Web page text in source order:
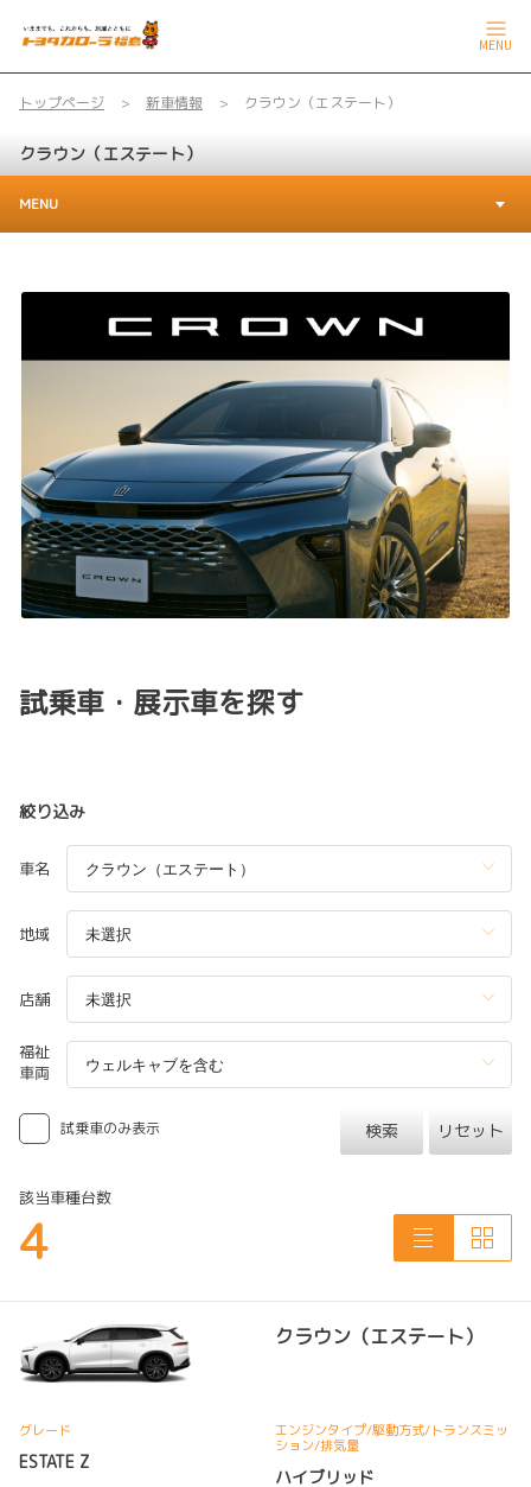
MENU
トップページ 新車情報 クラウン（エステート）
クラウン（エステート）
MENU
試乗車・展示車を探す
絞り込み
車名
地域
店舗
福祉
車両
試乗車のみ表示 検索 リセット
該当車種台数
4
クラウン（エステート）
グレード
ESTATE Z
エンジンタイプ/駆動方式/トランスミッ
ション/排気量
ハイブリッド